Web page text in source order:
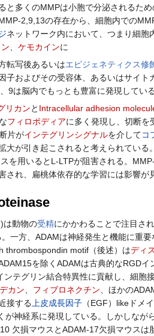
と多くのMMPは小胞で分泌されるた
2,9,13の存在から、細胞内での
ネットワーク内において、つまり細胞
ケモカインに
転写後あるいはエピジェネティクス修
子およびその受容体、あるいはサイ
9は脳内でもっとも豊富に発現している
リカンと Intracellular adhesion
フィロポディアに多く発現し、切断を
片がインテグリンシグナルを介してコ
大が引き起こされると考えられてい
を用いるとL-LTPが阻害される。
れ、扁桃体依存的な学習には影響が
は動物の受精にかかわることで注目さ
一方、ADAMは神経発生と機能に重
thrombospondin motif（後述）はディ
を除くADAMは古典的なRGDイ
テグリン結合特異性に貢献し、細胞
カン、 フィブロネクチン、ほかの
接する上皮成長因子 （EGF）likeドメ
神経系に発現している。しかしなが
欠損マウスとADAM-17欠損マウスは